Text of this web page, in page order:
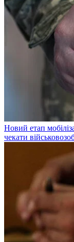
Новий етап
чекати